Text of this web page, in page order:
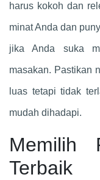
harus kokoh dan
minat Anda dan
jika Anda suka
masakan. Pastikan
luas tetapi tidak
mudah dihadapi.
Memilih
Terbaik